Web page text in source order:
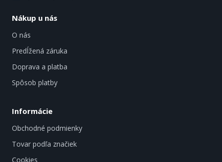
Nákup u nás
O nás
Predĺžená záruka
Doprava a platba
Spôsob platby
Informácie
Obchodné podmienky
Tovar podľa značiek
Cookies